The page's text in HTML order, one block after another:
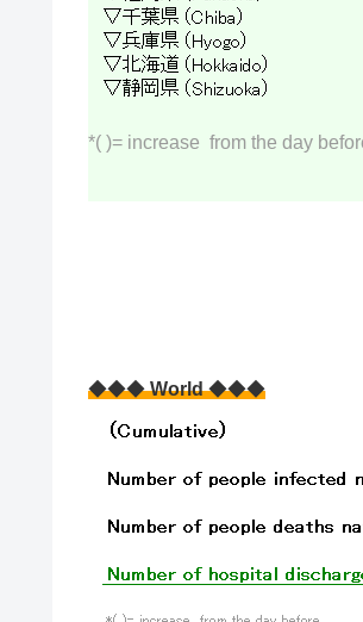
*( )= increase from the day
◆◆◆World◆◆◆